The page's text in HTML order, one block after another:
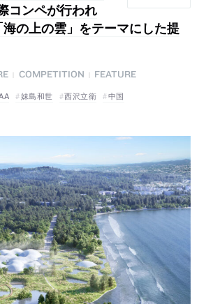
コンペが行われ
の上の雲」をテーマにした提
COMPETITION
FEATURE
妹島和世 西沢立衛 中国